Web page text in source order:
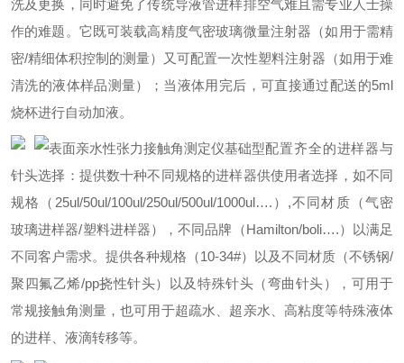
洗及更换，同时避免了传统导液管进样排空气难且需专业人士操
作的难题。它既可装载高精度气密玻璃微量注射器（如用于需精
密/精细体积控制的测量）又可配置一次性塑料注射器（如用于难
清洗的液体样品测量）；当液体用完后，可直接通过配送的5ml
烧杯进行自动加液。
配置齐全的进样器与
针头选择：提供数十种不同规格的进样器供使用者选择，如不同
规格（25ul/50ul/100ul/250ul/500ul/1000ul….）,不同材质（气密
玻璃进样器/塑料进样器），不同品牌（Hamilton/boli….）以满足
不同客户需求。提供各种规格（10-34#）以及不同材质（不锈钢/
聚四氟乙烯/pp挠性针头）以及特殊针头（弯曲针头），可用于
常规接触角测量，也可用于超疏水、超亲水、高粘度等特殊液体
的进样、液滴转移等。